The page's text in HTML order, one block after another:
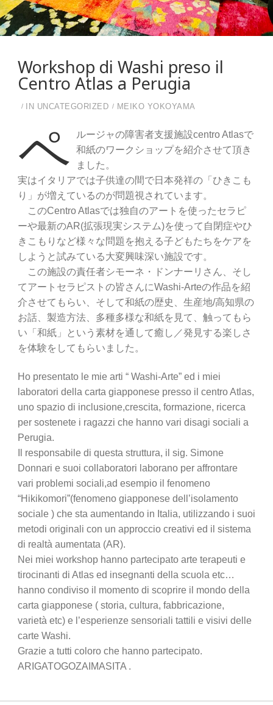
Workshop di Washi preso il
Centro Atlas a Perugia
IN UNCATEGORIZED MEIKO YOKOYAMA
ペ
ルージャの障害者支援施設centro Atlasで
和紙のワークショップを紹介させて頂き
ました。
実はイタリアでは子供達の間で日本発祥の「ひきこも
り」が増えているのが問題視されています。
このCentro Atlasでは独自のアートを使ったセラピ
ーや最新のAR(拡張現実システム)を使って自閉症やひ
きこもりなど様々な問題を抱える子どもたちをケアを
しようと試みている大変興味深い施設です。
この施設の責任者シモーネ・ドンナーリさん、そし
てアートセラピストの皆さんにWashi-Arteの作品を紹
介させてもらい、そして和紙の歴史、生産地/高知県の
お話、製造方法、多種多様な和紙を見て、触ってもら
い「和紙」という素材を通して癒し／発見する楽しさ
を体験をしてもらいました。
Ho presentato le mie arti “ Washi-Arte” ed i miei
laboratori della carta giapponese presso il centro Atlas,
uno spazio di inclusione,crescita, formazione, ricerca
per sostenete i ragazzi che hanno vari disagi sociali a
Perugia.
Il responsabile di questa struttura, il sig. Simone
Donnari e suoi collaboratori laborano per affrontare
vari problemi sociali,ad esempio il fenomeno
“Hikikomori”(fenomeno giapponese dell’isolamento
sociale ) che sta aumentando in Italia, utilizzando i suoi
metodi originali con un approccio creativi ed il sistema
di realtà aumentata (AR).
Nei miei workshop hanno partecipato arte terapeuti e
tirocinanti di Atlas ed insegnanti della scuola etc…
hanno condiviso il momento di scoprire il mondo della
carta giapponese ( storia, cultura, fabbricazione,
varietà etc) e l’esperienze sensoriali tattili e visivi delle
carte Washi.
Grazie a tutti coloro che hanno partecipato.
ARIGATOGOZAIMASITA .